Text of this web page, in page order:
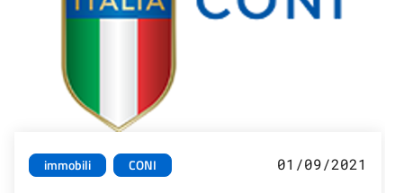
immobili CONI 01/09/2021